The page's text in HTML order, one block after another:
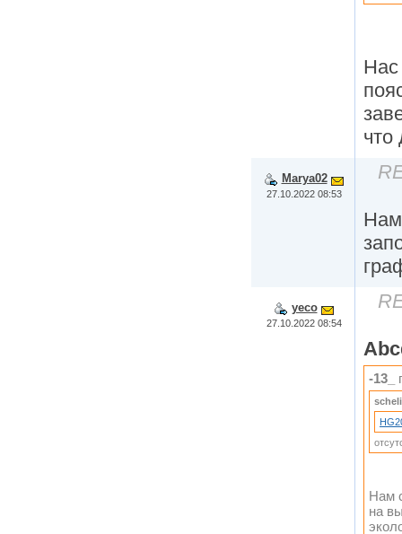
Нас
что
Marya02
27.10.2022 08:53
yeco
27.10.2022 08:54
-13_
Нам
на